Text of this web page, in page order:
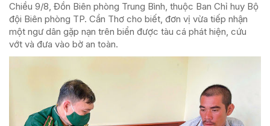
Chiều 9/8, Đồn Biên phòng Trung Bình, thuộc Ban Chỉ huy Bộ
đội Biên phòng TP. Cần Thơ cho biết, đơn vị vừa tiếp nhận
một ngư dân gặp nạn trên biển được tàu cá phát hiện, cứu
vớt và đưa vào bờ an toàn.